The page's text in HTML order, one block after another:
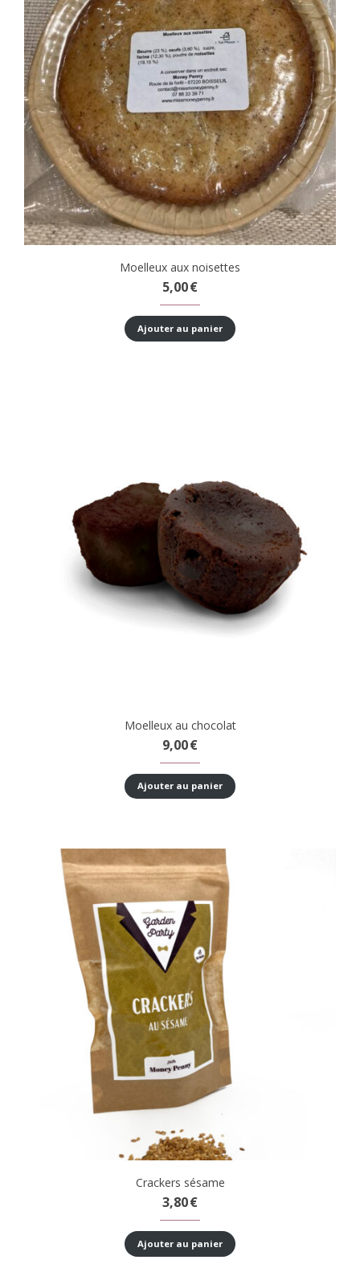
Moelleux aux noisettes
5,00€
Ajouter au panier
Moelleux au chocolat
9,00€
Ajouter au panier
Crackers sésame
3,80€
Ajouter au panier